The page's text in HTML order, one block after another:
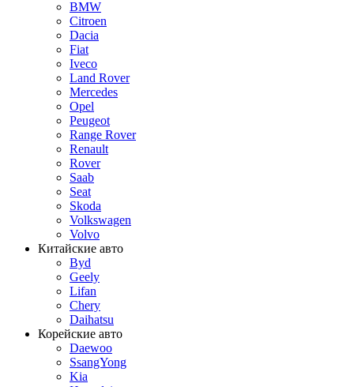
BMW
Citroen
Dacia
Fiat
Iveco
Land Rover
Mercedes
Opel
Peugeot
Range Rover
Renault
Rover
Saab
Seat
Skoda
Volkswagen
Volvo
Китайские авто
Byd
Geely
Lifan
Chery
Daihatsu
Корейские авто
Daewoo
SsangYong
Kia